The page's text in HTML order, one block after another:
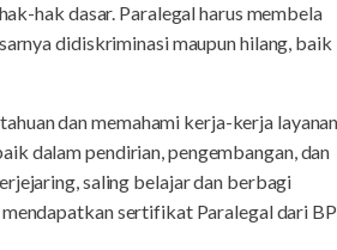
hak dasar. Paralegal harus membela
didiskriminasi maupun hilang, baik
dan memahami kerja-kerja layanan
dalam pendirian, pengembangan, dan
saling belajar dan berbagi
mendapatkan sertifikat Paralegal dari